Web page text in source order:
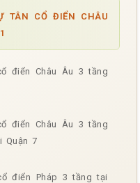
TÂN CỔ ĐIỂN CHÂU
điển Châu Âu 3 tầng
điển Châu Âu 3 tầng
Quận 7
điển Pháp 3 tầng tại